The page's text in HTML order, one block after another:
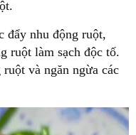
đẩy nhu động ruột,
ruột làm sạch độc tố.
và ngăn ngừa các